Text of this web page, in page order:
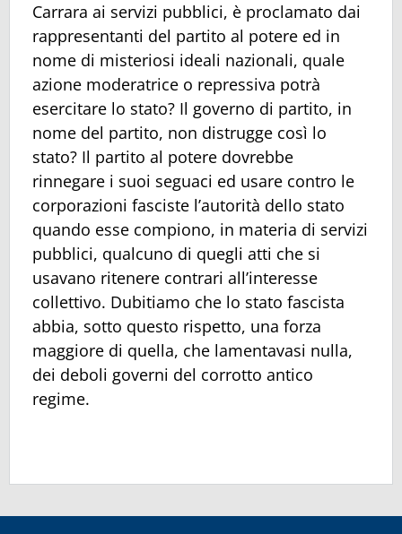
Carrara ai servizi pubblici, è proclamato dai
rappresentanti del partito al potere ed in
nome di misteriosi ideali nazionali, quale
azione moderatrice o repressiva potrà
esercitare lo stato? Il governo di partito, in
nome del partito, non distrugge così lo
stato? Il partito al potere dovrebbe
rinnegare i suoi seguaci ed usare contro le
corporazioni fasciste l’autorità dello stato
quando esse compiono, in materia di servizi
pubblici, qualcuno di quegli atti che si
usavano ritenere contrari all’interesse
collettivo. Dubitiamo che lo stato fascista
abbia, sotto questo rispetto, una forza
maggiore di quella, che lamentavasi nulla,
dei deboli governi del corrotto antico
regime.